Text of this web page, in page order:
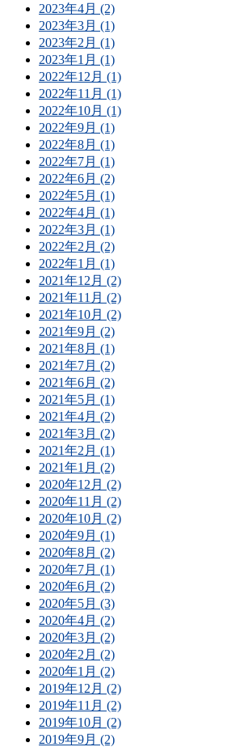
2023年4月 (2)
2023年3月 (1)
2023年2月 (1)
2023年1月 (1)
2022年12月 (1)
2022年11月 (1)
2022年10月 (1)
2022年9月 (1)
2022年8月 (1)
2022年7月 (1)
2022年6月 (2)
2022年5月 (1)
2022年4月 (1)
2022年3月 (1)
2022年2月 (2)
2022年1月 (1)
2021年12月 (2)
2021年11月 (2)
2021年10月 (2)
2021年9月 (2)
2021年8月 (1)
2021年7月 (2)
2021年6月 (2)
2021年5月 (1)
2021年4月 (2)
2021年3月 (2)
2021年2月 (1)
2021年1月 (2)
2020年12月 (2)
2020年11月 (2)
2020年10月 (2)
2020年9月 (1)
2020年8月 (2)
2020年7月 (1)
2020年6月 (2)
2020年5月 (3)
2020年4月 (2)
2020年3月 (2)
2020年2月 (2)
2020年1月 (2)
2019年12月 (2)
2019年11月 (2)
2019年10月 (2)
2019年9月 (2)